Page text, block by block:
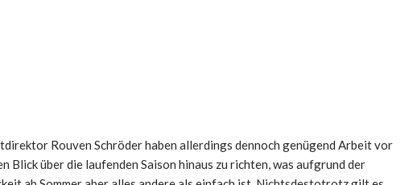
Rouven Schröder haben allerdings dennoch genügend Arbeit vor
Blick über die laufenden Saison hinaus zu richten, was aufgrund der